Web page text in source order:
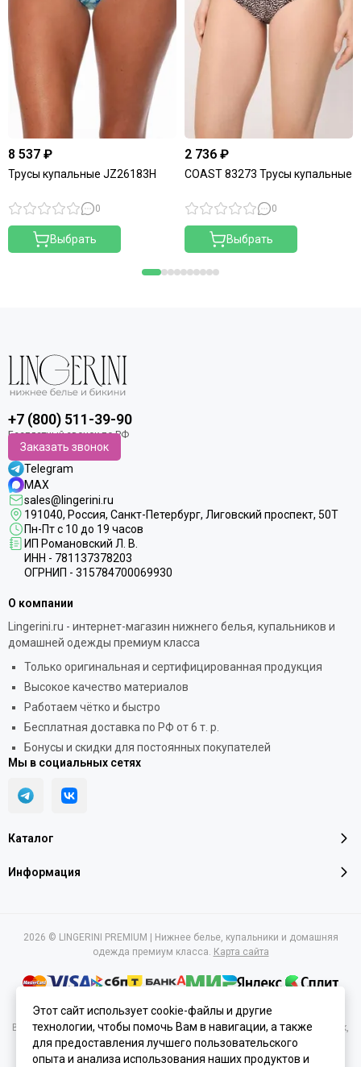
8 537 ₽
Трусы купальные JZ26183H
0
Выбрать
2 736 ₽
COAST 83273 Трусы купальные
0
Выбрать
+7 (800) 511-39-90
Заказать звонок
Telegram
MAX
sales@lingerini.ru
191040, Россия, Санкт-Петербург, Лиговский проспект, 50Т
Пн-Пт с 10 до 19 часов
ИП Романовский Л. В.
ИНН - 781137378203
ОГРНИП - 315784700069930
Каталог
Информация
О компании
Lingerini.ru - интернет-магазин нижнего белья, купальников и
домашней одежды премиум класса
Только оригинальная и сертифицированная продукция
Высокое качество материалов
Работаем чётко и быстро
Бесплатная доставка по РФ от 6 т. р.
Бонусы и скидки для постоянных покупателей
Мы в социальных сетях
2026 © LINGERINI PREMIUM | Нижнее белье, купальники и домашняя
одежда премиум класса. Карта сайта
Вся представленная на сайте информация, касающаяся характеристик,
стоимости товаров и услуг, носит информационный характер и ни при
каких условиях не является публичной офертой, определяемой
Этот сайт использует cookie-файлы и другие
технологии, чтобы помочь Вам в навигации, а также
для предоставления лучшего пользовательского
опыта и анализа использования наших продуктов и